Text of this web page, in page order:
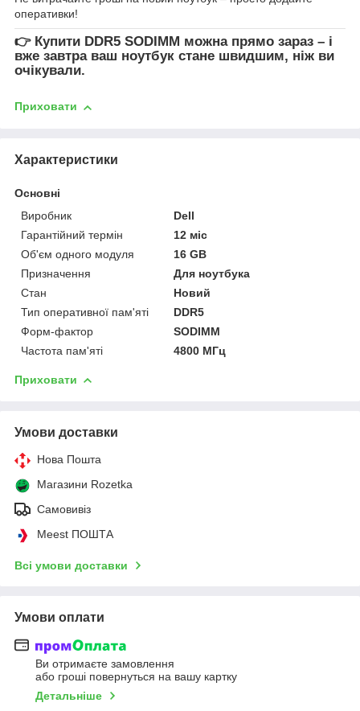
оперативки!
👉 Купити DDR5 SODIMM можна прямо зараз – і
вже завтра ваш ноутбук стане швидшим, ніж ви
очікували.
Приховати
Характеристики
Основні
Виробник
Dell
Гарантійний термін
12 міс
Об'єм одного модуля
16 GB
Призначення
Для ноутбука
Стан
Новий
Тип оперативної пам'яті
DDR5
Форм-фактор
SODIMM
Частота пам'яті
4800 МГц
Приховати
Умови доставки
Нова Пошта
Магазини Rozetka
Самовивіз
Meest ПОШТА
Всі умови доставки
Умови оплати
Ви отримаєте замовлення
або гроші повернуться на вашу картку
Детальніше